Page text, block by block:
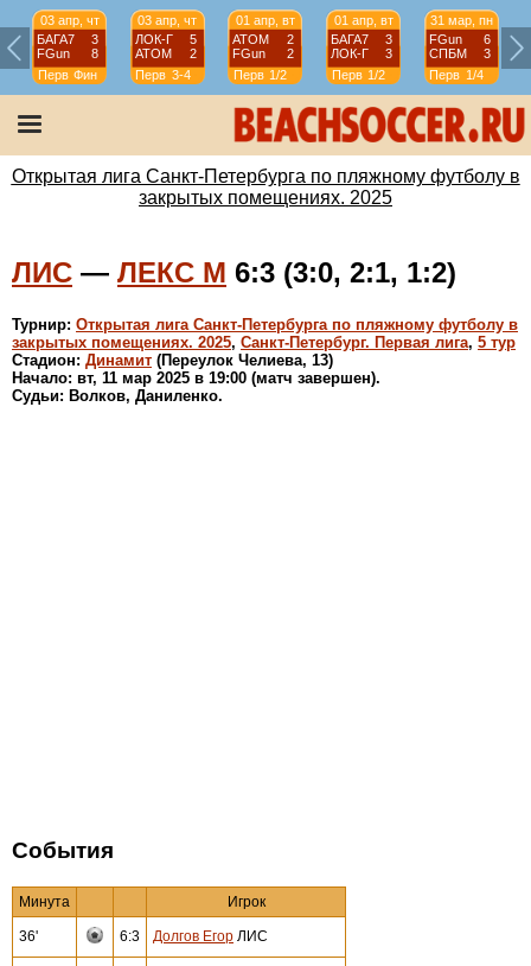
03 апр, чт
БАГА7
3
FGun
8
Перв Фин
03 апр, чт
ЛОК-Г
5
АТОМ
2
Перв 3-4
01 апр, вт
АТОМ
2
FGun
2
Перв 1/2
01 апр, вт
БАГА7
3
ЛОК-Г
3
Перв 1/2
31 мар, пн
FGun
6
СПБМ
3
Перв 1/4
Открытая лига Санкт-Петербурга по пляжному футболу в
закрытых помещениях. 2025
ЛИС — ЛЕКС М 6:3 (3:0, 2:1, 1:2)
Турнир: Открытая лига Санкт-Петербурга по пляжному футболу в
закрытых помещениях. 2025, Санкт-Петербург. Первая лига, 5 тур
Стадион: Динамит (Переулок Челиева, 13)
Начало: вт, 11 мар 2025 в 19:00 (матч завершен).
Судьи: Волков, Даниленко.
События
Минута Игрок
36' 6:3 Долгов Егор ЛИС